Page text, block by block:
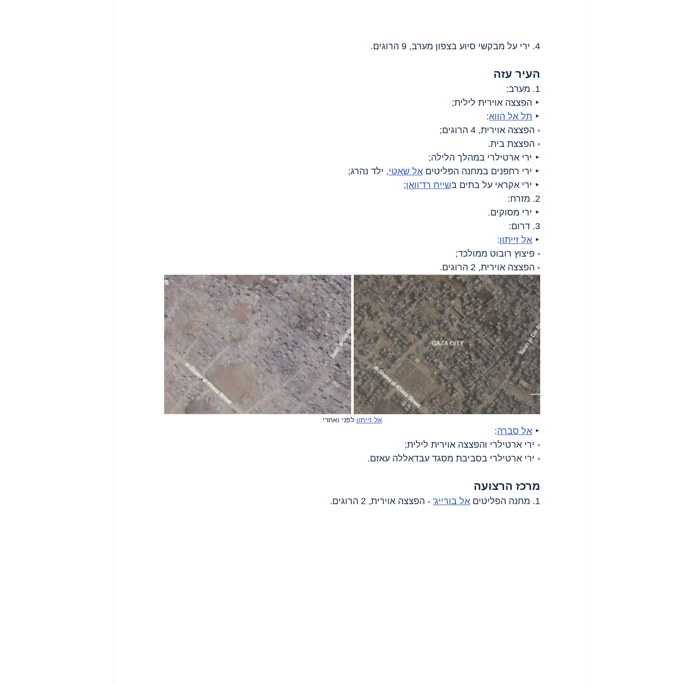
4. ירי על מבקשי סיוע בצפון מערב, 9 הרוגים.
העיר עזה
1. מערב:
‣ הפצצה אוירית לילית;
‣ תל אל הווא:
◦ הפצצה אוירית, 4 הרוגים;
◦ הפצצת בית.
‣ ירי ארטילרי במהלך הלילה;
‣ ירי רחפנים במחנה הפליטים אל שאטי, ילד נהרג;
‣ ירי אקראי על בתים בשייח רד'וואן;
2. מזרח:
‣ ירי מסוקים.
3. דרום:
‣ אל זייתון:
◦ פיצוץ רובוט ממולכד;
◦ הפצצה אוירית, 2 הרוגים.
אל זייתון לפני ואחרי
‣ אל סברה:
◦ ירי ארטילרי והפצצה אוירית לילית;
◦ ירי ארטילרי בסביבת מסגד עבדאללה עאזם.
מרכז הרצועה
1. מחנה הפליטים אל בורייג' - הפצצה אוירית, 2 הרוגים.